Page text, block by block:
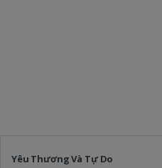
Yêu Thương Và Tự Do